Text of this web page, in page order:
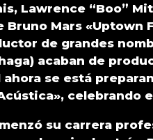
Lawrence “Boo”
Bruno Mars «Uptown
de grandes
acaban de
ahora se está
celebrando
su carrera